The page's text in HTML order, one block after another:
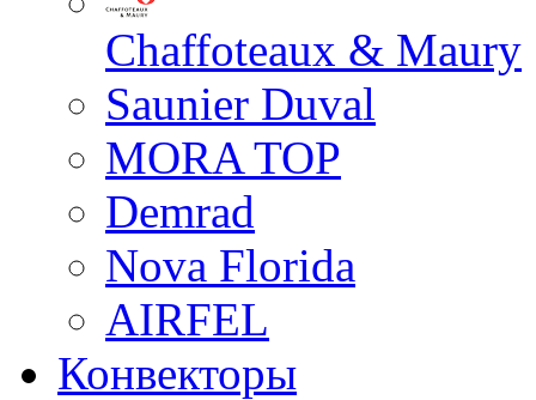
Chaffoteaux & Maury
Saunier Duval
MORA TOP
Demrad
Nova Florida
AIRFEL
Конвекторы